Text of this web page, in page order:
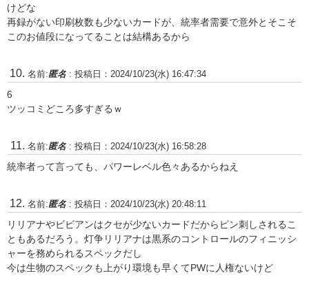
けどな
再録がない印刷枚数も少ないカードが、統率者需要で意外とそこそ
このお値段になってることは結構あるから
名前:匿名 : 投稿日：2024/10/23(水) 16:47:34
6
ツッコミどころ多すぎるｗ
名前:匿名 : 投稿日：2024/10/23(水) 16:58:28
統率者って言っても、パワーレベル色々あるからねえ
名前:匿名 : 投稿日：2024/10/23(水) 20:48:11
リリアナやビビアンはクセが少ないカードだからピン刺しされるこ
ともあるだろう。灯争リリアナは黒系のコントロールのフィニッシ
ャーを務められるスペックだし
今は生物のスペックも上がり環境も早くてPWに人権ないけど